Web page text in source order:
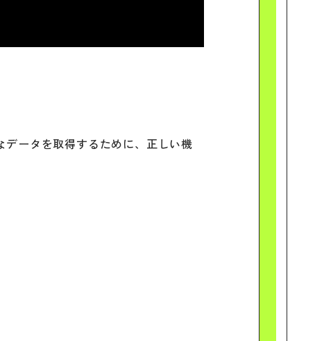
ータを取得するために、正しい機